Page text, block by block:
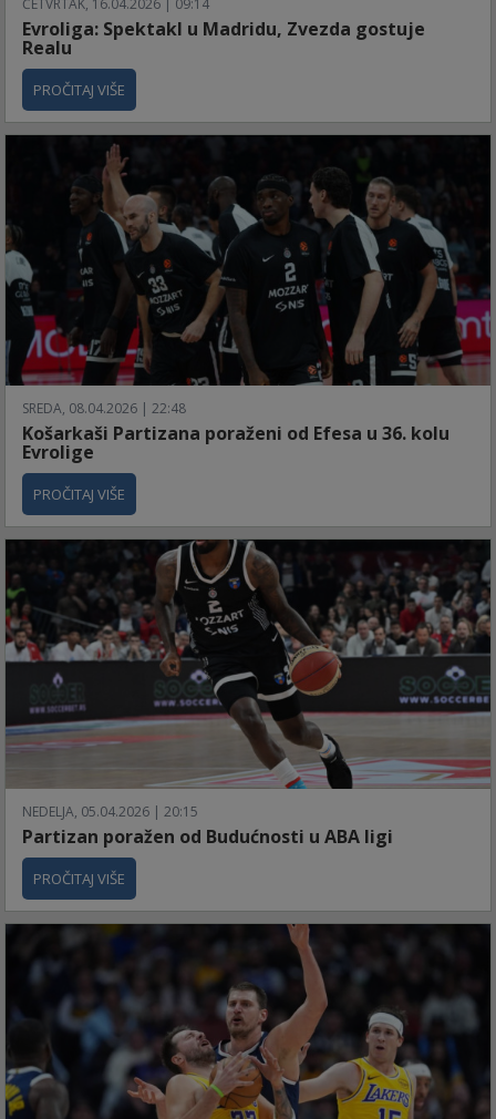
Evroliga: Spektakl u Madridu, Zvezda gostuje
Realu
PROČITAJ VIŠE
SREDA, 08.04.2026 | 22:48
Košarkaši Partizana poraženi od Efesa u 36. kolu
Evrolige
PROČITAJ VIŠE
NEDELJA, 05.04.2026 | 20:15
Partizan poražen od Budućnosti u ABA ligi
PROČITAJ VIŠE